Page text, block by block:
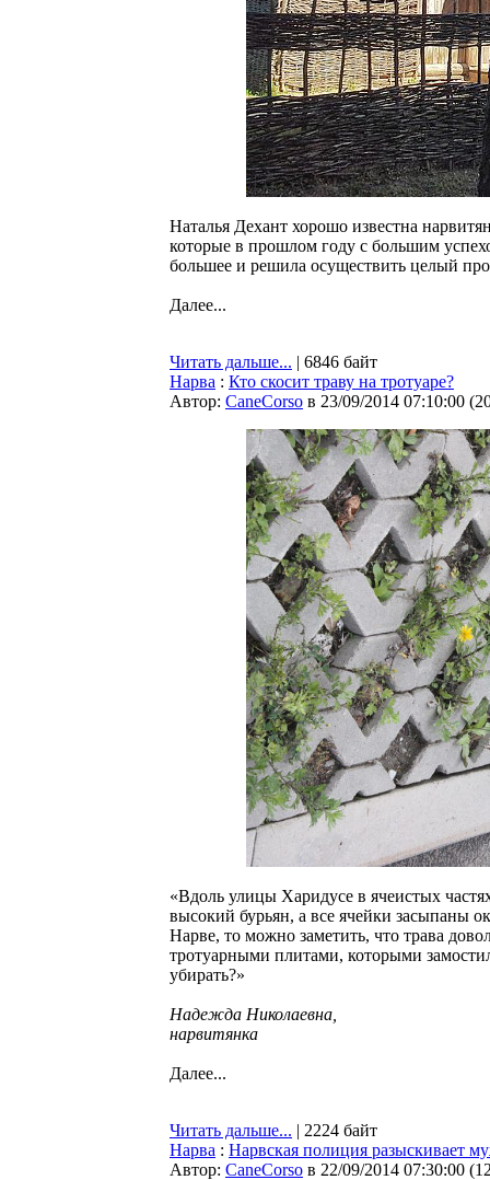
Наталья Дехант хорошо известна
которые в прошлом году с большим
большее и решила осуществить целый
Далее...
Читать дальше... | 6846 байт
Нарва : Кто скосит траву на тротуаре?
Автор: CaneCorso в 23/09/2014 07:10:00 (
«Вдоль улицы Харидусе в ячеистых
высокий бурьян, а все ячейки засыпаны
Нарве, то можно заметить, что трава
тротуарными плитами, которыми
убирать?»
Надежда Николаевна,
нарвитянка
Далее...
Читать дальше... | 2224 байт
Нарва : Нарвская полиция разыскивает
Автор: CaneCorso в 22/09/2014 07:30:00 (